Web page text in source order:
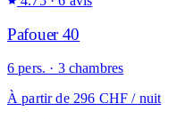
Pafouer 40
6 pers. · 3 chambres
À partir de296 CHF / nuit